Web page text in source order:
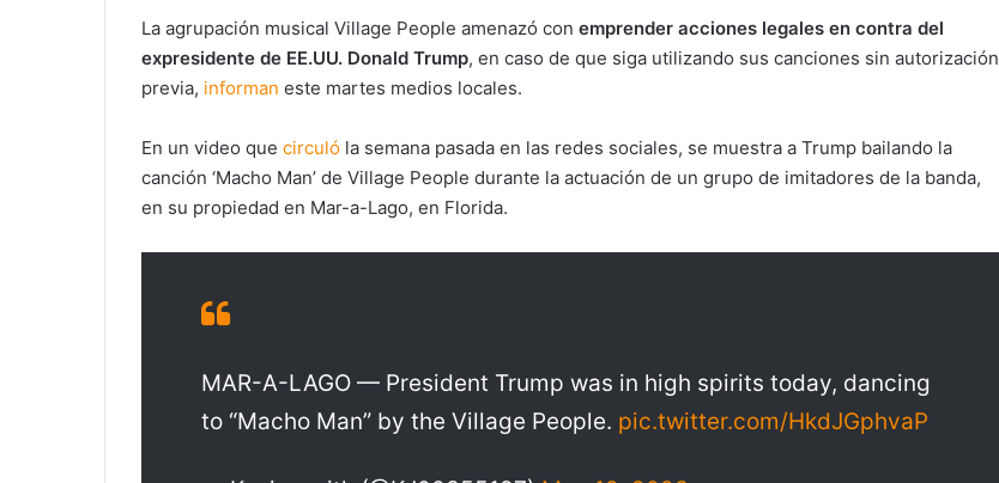
La agrupación musical Village People amenazó con emprender acciones legales en contra del
expresidente de EE.UU. Donald Trump, en caso de que siga utilizando sus canciones sin autorización
previa, informan este martes medios locales.
En un video que circuló la semana pasada en las redes sociales, se muestra a Trump bailando la
canción ‘Macho Man’ de Village People durante la actuación de un grupo de imitadores de la banda,
en su propiedad en Mar-a-Lago, en Florida.
MAR-A-LAGO — President Trump was in high spirits today, dancing
to “Macho Man” by the Village People. pic.twitter.com/HkdJGphvaP